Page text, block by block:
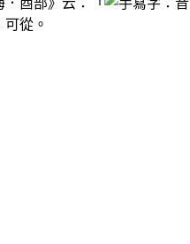
．酉部》云：「
：音
從。